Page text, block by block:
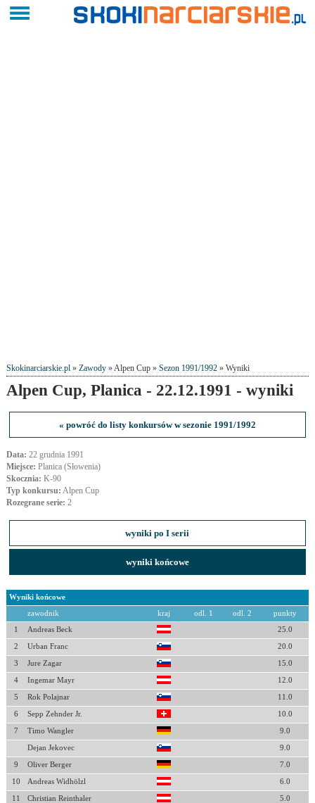
Skokinarciarskie.pl» Zawody» Alpen Cup » Sezon 1991/1992» Wyniki
Alpen Cup, Planica - 22.12.1991 - wyniki
« powróć do listy konkursów w sezonie 1991/1992
Data: 22 grudnia 1991
Miejsce: Planica (Słowenia)
Skocznia: K-90
Typ konkursu: Alpen Cup
Rozegrane serie: 2
wyniki po I serii
wyniki końcowe
Wyniki końcowe
zawodnik kraj odl. 1 odl. 2 punkty
1 Andreas Beck 25.0
2 Urban Franc 20.0
3 Jure Zagar 15.0
4 Ingemar Mayr 12.0
5 Rok Polajnar 11.0
6 Sepp Zehnder Jr. 10.0
7 Timo Wangler 9.0
Dejan Jekovec 9.0
9 Oliver Berger 7.0
10 Andreas Widhölzl 6.0
11 Christian Reinthaler 5.0